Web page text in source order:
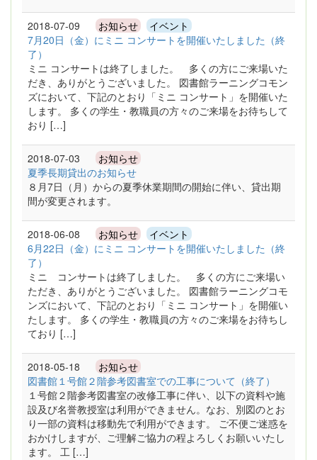
2018-07-09 お知らせ イベント
7月20日（金）にミニ コンサートを開催いたしました（終
了）
ミニ コンサートは終了しました。 多くの方にご来場いた
だき、ありがとうございました。 図書館ラーニングコモン
ズにおいて、下記のとおり「ミニ コンサート」を開催いた
します。 多くの学生・教職員の方々のご来場をお待ちして
おり […]
2018-07-03 お知らせ
夏季長期貸出のお知らせ
８月7日（月）からの夏季休業期間の開始に伴い、貸出期
間が変更されます。
2018-06-08 お知らせ イベント
6月22日（金）にミニ コンサートを開催いたしました（終
了）
ミニ コンサートは終了しました。 多くの方にご来場い
ただき、ありがとうございました。 図書館ラーニングコモ
ンズにおいて、下記のとおり「ミニ コンサート」を開催い
たします。 多くの学生・教職員の方々のご来場をお待ちし
ており […]
2018-05-18 お知らせ
図書館１号館２階参考図書室での工事について（終了）
１号館２階参考図書室の改修工事に伴い、以下の資料や施
設及び名誉教授室は利用ができません。なお、別図のとお
り一部の資料は移動先で利用ができます。 ご不便ご迷惑を
おかけしますが、ご理解ご協力の程よろしくお願いいたし
ます。 工 […]